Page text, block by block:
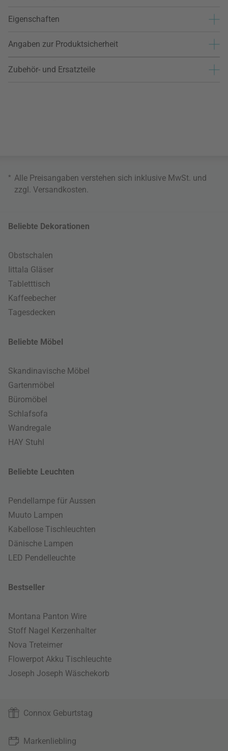
Eigenschaften
Angaben zur Produktsicherheit
Zubehör- und Ersatzteile
* Alle Preisangaben verstehen sich inklusive MwSt. und
zzgl. Versandkosten
Beliebte Dekorationen
Obstschalen
Iittala Gläser
Tabletttisch
Kaffeebecher
Tagesdecken
Beliebte Möbel
Skandinavische Möbel
Gartenmöbel
Büromöbel
Schlafsofa
Wandregale
HAY Stuhl
Beliebte Leuchten
Pendellampe für Aussen
Muuto Lampen
Kabellose Tischleuchten
Dänische Lampen
LED Pendelleuchte
Bestseller
Montana Panton Wire
Stoff Nagel Kerzenhalter
Nova Treteimer
Flowerpot Akku Tischleuchte
Joseph Joseph Wäschekorb
Connox Geburtstag
Markenliebling